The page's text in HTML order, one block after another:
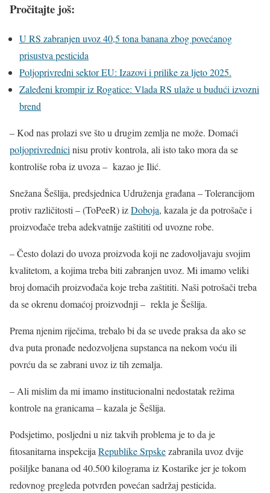
Pročitajte još:
U RS zabranjen uvoz 40,5 tona banana zbog povećanog
prisustva pesticida
Poljoprivredni sektor EU: Izazovi i prilike za ljeto 2025.
Zaleđeni krompir iz Rogatice: Vlada RS ulaže u budući izvozni
brend
– Kod nas prolazi sve što u drugim zemlja ne može. Domaći
poljoprivrednici nisu protiv kontrola, ali isto tako mora da se
kontroliše roba iz uvoza – kazao je Ilić.
Snežana Šešlija, predsjednica Udruženja građana – Tolerancijom
protiv različitosti – (ToPeeR) izDoboja, kazala je da potrošače i
proizvođače treba adekvatnije zaštititi od uvozne robe.
– Često dolazi do uvoza proizvoda koji ne zadovoljavaju svojim
kvalitetom, a kojima treba biti zabranjen uvoz. Mi imamo veliki
broj domaćih proizvođača koje treba zaštititi. Naši potrošači treba
da se okrenu domaćoj proizvodnji – rekla je Šešlija.
Prema njenim riječima, trebalo bi da se uvede praksa da ako se
dva puta pronađe nedozvoljena supstanca na nekom voću ili
povrću da se zabrani uvoz iz tih zemalja.
– Ali mislim da mi imamo institucionalni nedostatak režima
kontrole na granicama – kazala je Šešlija.
Podsjetimo, posljedni u niz takvih problema je to da je
fitosanitarna inspekcija Republike Srpskezabranila uvoz dvije
pošiljke banana od 40.500 kilograma iz Kostarike jer je tokom
redovnog pregleda potvrđen povećan sadržaj pesticida.